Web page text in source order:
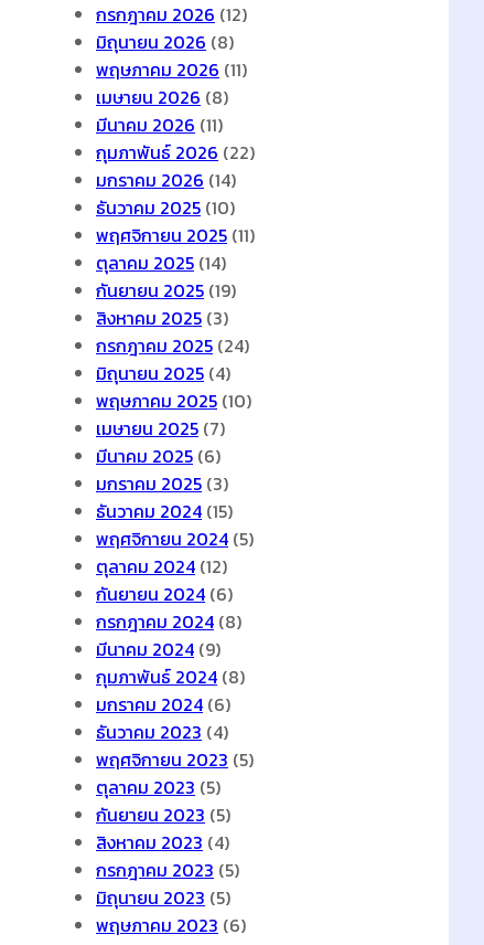
กรกฎาคม 2026 (12)
มิถุนายน 2026 (8)
พฤษภาคม 2026 (11)
เมษายน 2026 (8)
มีนาคม 2026 (11)
กุมภาพันธ์ 2026 (22)
มกราคม 2026 (14)
ธันวาคม 2025 (10)
พฤศจิกายน 2025 (11)
ตุลาคม 2025 (14)
กันยายน 2025 (19)
สิงหาคม 2025 (3)
กรกฎาคม 2025 (24)
มิถุนายน 2025 (4)
พฤษภาคม 2025 (10)
เมษายน 2025 (7)
มีนาคม 2025 (6)
มกราคม 2025 (3)
ธันวาคม 2024 (15)
พฤศจิกายน 2024 (5)
ตุลาคม 2024 (12)
กันยายน 2024 (6)
กรกฎาคม 2024 (8)
มีนาคม 2024 (9)
กุมภาพันธ์ 2024 (8)
มกราคม 2024 (6)
ธันวาคม 2023 (4)
พฤศจิกายน 2023 (5)
ตุลาคม 2023 (5)
กันยายน 2023 (5)
สิงหาคม 2023 (4)
กรกฎาคม 2023 (5)
มิถุนายน 2023 (5)
พฤษภาคม 2023 (6)